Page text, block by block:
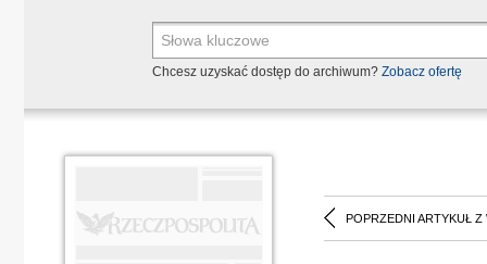
Chcesz uzyskać dostęp do archiwum? Zobacz ofertę
POPRZEDNI ARTYKUŁ Z